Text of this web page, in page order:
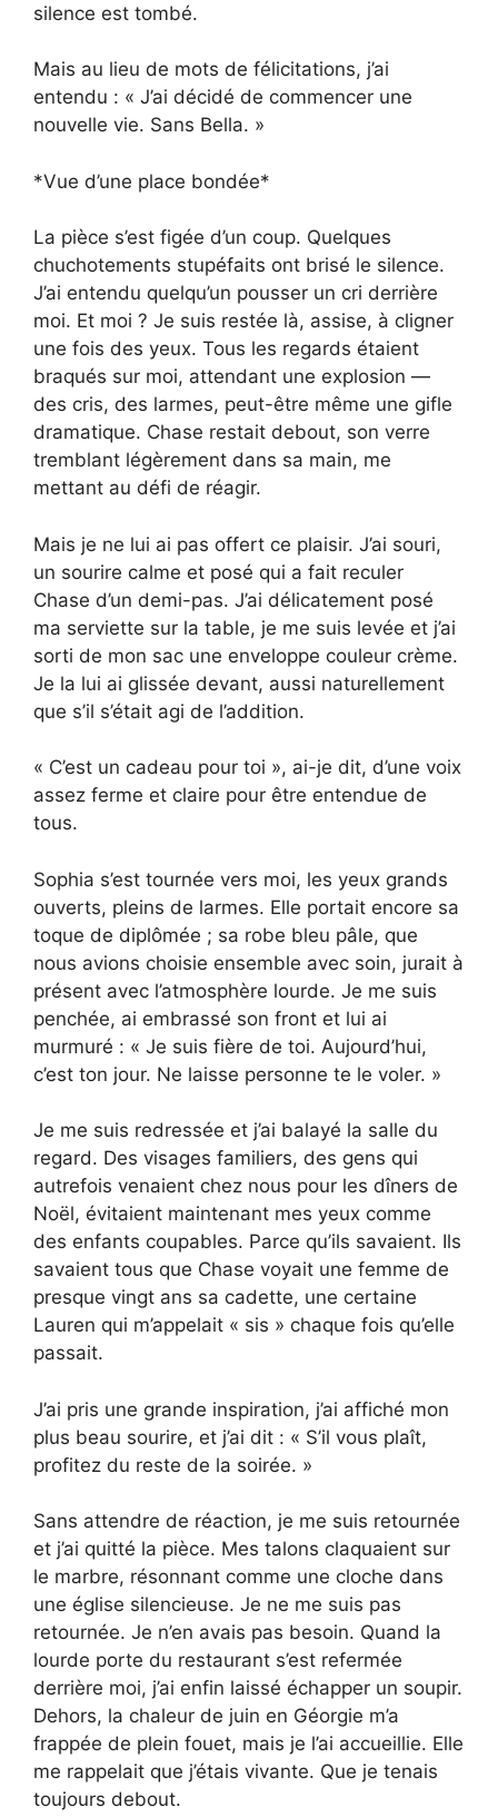
silence est tombé.
Mais au lieu de mots de félicitations, j’ai
entendu : « J’ai décidé de commencer une
nouvelle vie. Sans Bella. »
*Vue d’une place bondée*
La pièce s’est figée d’un coup. Quelques
chuchotements stupéfaits ont brisé le silence.
J’ai entendu quelqu’un pousser un cri derrière
moi. Et moi ? Je suis restée là, assise, à cligner
une fois des yeux. Tous les regards étaient
braqués sur moi, attendant une explosion —
des cris, des larmes, peut-être même une gifle
dramatique. Chase restait debout, son verre
tremblant légèrement dans sa main, me
mettant au défi de réagir.
Mais je ne lui ai pas offert ce plaisir. J’ai souri,
un sourire calme et posé qui a fait reculer
Chase d’un demi-pas. J’ai délicatement posé
ma serviette sur la table, je me suis levée et j’ai
sorti de mon sac une enveloppe couleur crème.
Je la lui ai glissée devant, aussi naturellement
que s’il s’était agi de l’addition.
« C’est un cadeau pour toi », ai-je dit, d’une voix
assez ferme et claire pour être entendue de
tous.
Sophia s’est tournée vers moi, les yeux grands
ouverts, pleins de larmes. Elle portait encore sa
toque de diplômée ; sa robe bleu pâle, que
nous avions choisie ensemble avec soin, jurait à
présent avec l’atmosphère lourde. Je me suis
penchée, ai embrassé son front et lui ai
murmuré : « Je suis fière de toi. Aujourd’hui,
c’est ton jour. Ne laisse personne te le voler. »
Je me suis redressée et j’ai balayé la salle du
regard. Des visages familiers, des gens qui
autrefois venaient chez nous pour les dîners de
Noël, évitaient maintenant mes yeux comme
des enfants coupables. Parce qu’ils savaient. Ils
savaient tous que Chase voyait une femme de
presque vingt ans sa cadette, une certaine
Lauren qui m’appelait « sis » chaque fois qu’elle
passait.
J’ai pris une grande inspiration, j’ai affiché mon
plus beau sourire, et j’ai dit : « S’il vous plaît,
profitez du reste de la soirée. »
Sans attendre de réaction, je me suis retournée
et j’ai quitté la pièce. Mes talons claquaient sur
le marbre, résonnant comme une cloche dans
une église silencieuse. Je ne me suis pas
retournée. Je n’en avais pas besoin. Quand la
lourde porte du restaurant s’est refermée
derrière moi, j’ai enfin laissé échapper un soupir.
Dehors, la chaleur de juin en Géorgie m’a
frappée de plein fouet, mais je l’ai accueillie. Elle
me rappelait que j’étais vivante. Que je tenais
toujours debout.